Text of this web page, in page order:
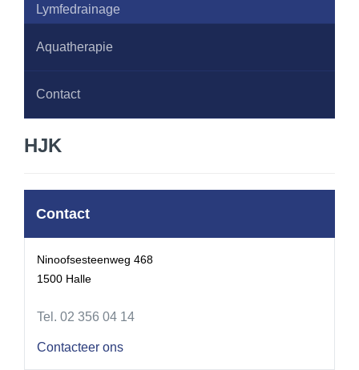
Lymfedrainage
Aquatherapie
Contact
HJK
Contact
Ninoofsesteenweg 468
1500 Halle
Tel. 02 356 04 14
Contacteer ons